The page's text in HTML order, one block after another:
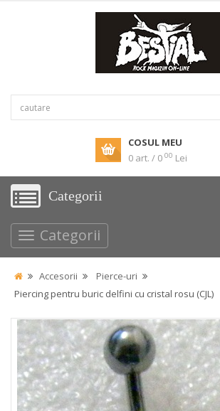
COSUL MEU
0 art. / 0 00 Lei
Categorii
Categorii
Accesorii
Pierce-uri
Piercing pentru buric delfini cu cristal rosu (CJL)